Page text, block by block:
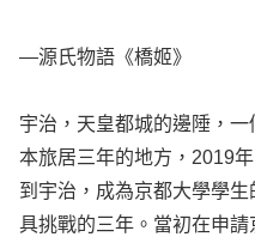
—源氏物語《橋姬》
宇治，天皇都城的邊陲，
本旅居三年的地方，2019
到宇治，成為京都大學學
具挑戰的三年。當初在申